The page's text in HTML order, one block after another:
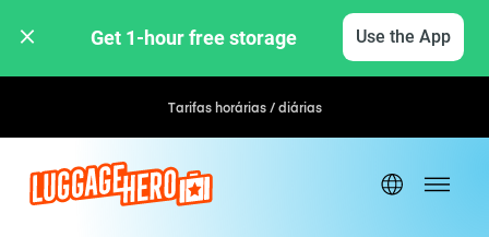
Get 1-hour free storage Use the App
Tarifas horárias / diárias